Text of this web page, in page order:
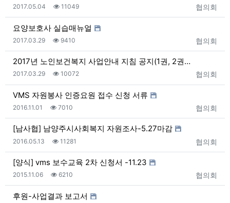
등록자
협의회
등록일
2017.05.04 조회
11049
요양보호사 실습매뉴얼
등록자
협의회
등록일
2017.03.29 조회
9410
2017년 노인보건복지 사업안내 지침 공지(1권, 2권…
등록자
협의회
등록일
2017.03.29 조회
10072
VMS 자원봉사 인증요원 접수 신청 서류
등록자
협의회
등록일
2016.11.01 조회
7010
[남사협] 남양주시사회복지 자원조사-5.27마감
등록자
협의회
등록일
2016.05.13 조회
11281
[양식] vms 보수교육 2차 신청서 -11.23
등록자
협의회
등록일
2015.11.06 조회
6210
후원-사업결과 보고서